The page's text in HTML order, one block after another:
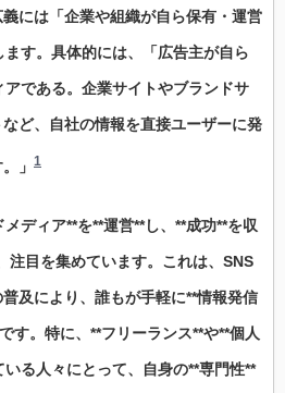
には「企業や組織が自ら保有・運営
す。具体的には、「広告主が自ら
である。企業サイトやブランドサ
ど、自社の情報を直接ユーザーに発
」 1
ディア**を**運営**し、**成功**を収
注目を集めています。これは、SNS
及により、誰もが手軽に**情報発信
す。特に、**フリーランス**や**個人
る人々にとって、自身の**専門性**